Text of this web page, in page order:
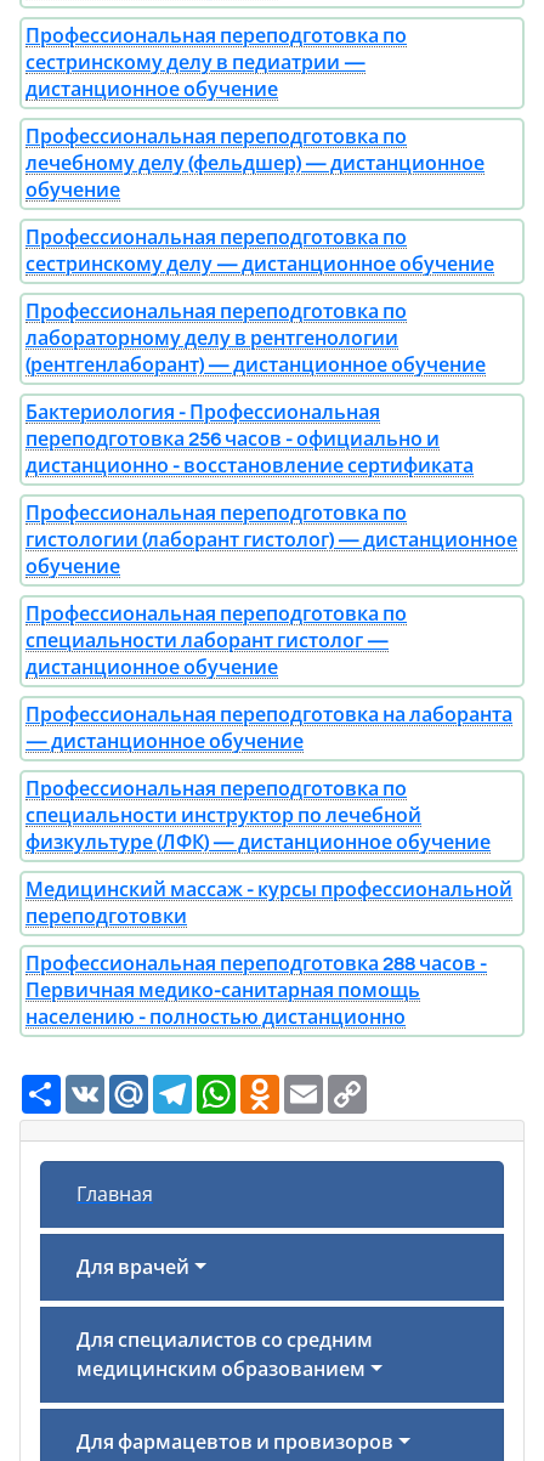
Профессиональная переподготовка по
сестринскому делу в педиатрии —
дистанционное обучение
Профессиональная переподготовка по
лечебному делу (фельдшер) — дистанционное
обучение
Профессиональная переподготовка по
сестринскому делу — дистанционное обучение
Профессиональная переподготовка по
лабораторному делу в рентгенологии
(рентгенлаборант) — дистанционное обучение
Бактериология - Профессиональная
переподготовка 256 часов - официально и
дистанционно - восстановление сертификата
Профессиональная переподготовка по
гистологии (лаборант гистолог) — дистанционное
обучение
Профессиональная переподготовка по
специальности лаборант гистолог —
дистанционное обучение
Профессиональная переподготовка на лаборанта
— дистанционное обучение
Профессиональная переподготовка по
специальности инструктор по лечебной
физкультуре (ЛФК) — дистанционное обучение
Медицинский массаж - курсы профессиональной
переподготовки
Профессиональная переподготовка 288 часов -
Первичная медико-санитарная помощь
населению - полностью дистанционно
Ресурс
VK Mail.RuTelegramWhatsAppOdnoklassniki
Email
Главная
Для врачей
Для специалистов со средним
медицинским образованием
Для фармацевтов и провизоров